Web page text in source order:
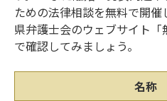
ための法律相談を無料で開
県弁護士会のウェブサイト「
で確認してみましょう。
名称